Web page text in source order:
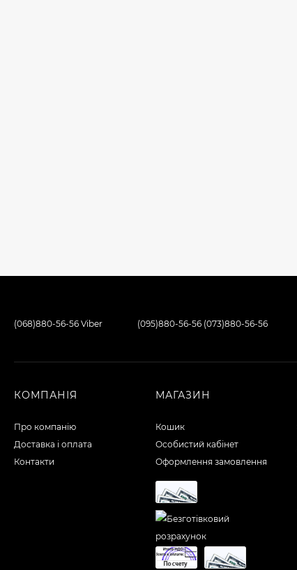
(068)880-56-56 Viber (095)880-56-56 (073)880-56-56
КОМПАНІЯ
Про компанію
Доставка і оплата
Контакти
МАГАЗИН
Кошик
Особистий кабінет
Оформлення замовлення